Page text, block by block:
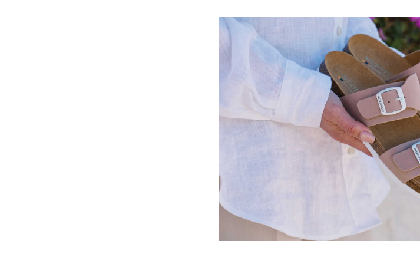
2. Activación térmica y montaje del corte
Una vez preparados todos los componentes:
1. Calentar con una pistola de calor o en un
* La zona encolada del corte o empeine.
* Todo el canto de la planta de corcho.
* Toda la parte inferior de la planta de corcho.
2. Cuando el adhesivo haya alcanzado la
3. Utilizar la horma para dar la forma correcta a
4. Presionar firmemente todas las zonas
3. Preparación para pegar la suela